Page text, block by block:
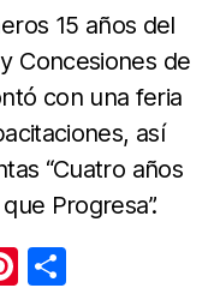
15 años del
Concesiones de
con una feria
así
“Cuatro años
Progresa”.
Pi